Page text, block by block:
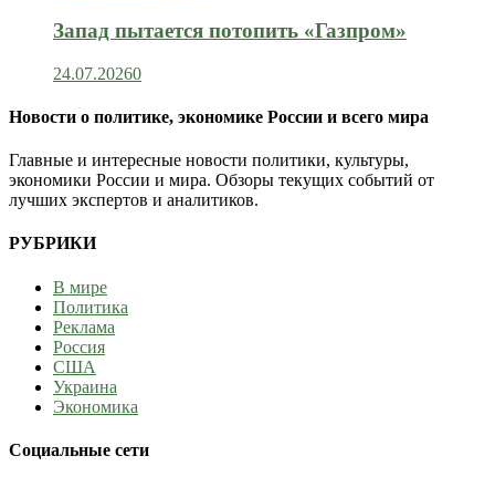
Запад пытается потопить «Газпром»
24.07.20260
Новости о политике, экономике России и всего мира
Главные и интересные новости политики, культуры,
экономики России и мира. Обзоры текущих событий от
лучших экспертов и аналитиков.
РУБРИКИ
В мире
Политика
Реклама
Россия
США
Украина
Экономика
Социальные сети